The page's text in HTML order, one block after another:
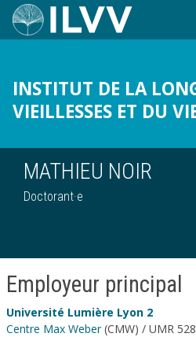
Aller
au
INSTITUT DE LA
VIEILLESSES ET DU
MATHIEU NOIR
Doctorant·e
Employeur principal
Université Lumière Lyon 2
Centre Max Weber(CMW) / UMR